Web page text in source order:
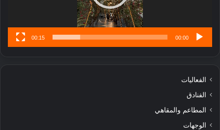
00:00
00:15
الفعاليات
الفنادق
المطاعم والمقاهي
الوجهات